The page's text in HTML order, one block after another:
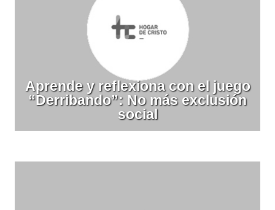
Aprende y reflexiona con el juego
“Derribando”: No más exclusión
social